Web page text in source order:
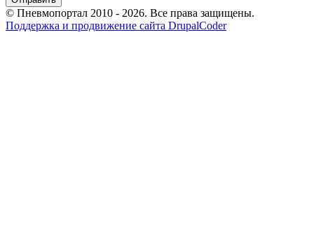
© Пневмопортал 2010 - 2026. Все права защищены.
Поддержка и продвижение сайта DrupalCoder